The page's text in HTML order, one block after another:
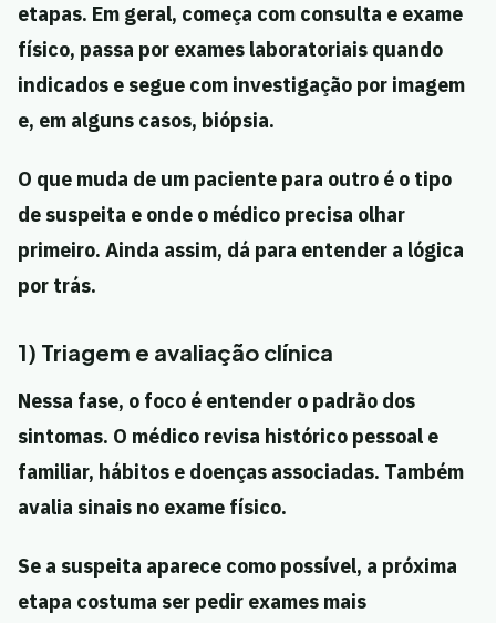
etapas. Em geral, começa com consulta e exame
físico, passa por exames laboratoriais quando
indicados e segue com investigação por imagem
e, em alguns casos, biópsia.
O que muda de um paciente para outro é o tipo
de suspeita e onde o médico precisa olhar
primeiro. Ainda assim, dá para entender a lógica
por trás.
1) Triagem e avaliação clínica
Nessa fase, o foco é entender o padrão dos
sintomas. O médico revisa histórico pessoal e
familiar, hábitos e doenças associadas. Também
avalia sinais no exame físico.
Se a suspeita aparece como possível, a próxima
etapa costuma ser pedir exames mais